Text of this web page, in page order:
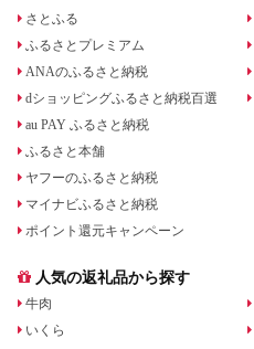
さとふる
ふるさとプレミアム
ANAのふるさと納税
dショッピングふるさと納税百選
au PAY ふるさと納税
ふるさと本舗
ヤフーのふるさと納税
マイナビふるさと納税
ポイント還元キャンペーン
人気の返礼品から探す
牛肉
いくら